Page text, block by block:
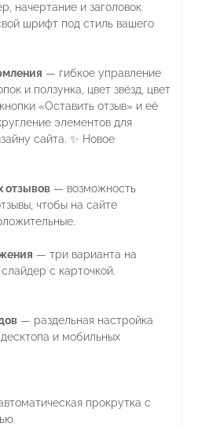
начертание и заголовок
шрифт под стиль вашего
— гибкое управление
и ползунка, цвет звёзд, цвет
«Оставить отзыв» и её
элементов для
сайта. ✨ Новое
отзывов — возможность
чтобы на сайте
— три варианта на
с карточкой.
— раздельная настройка
и мобильных
прокрутка с